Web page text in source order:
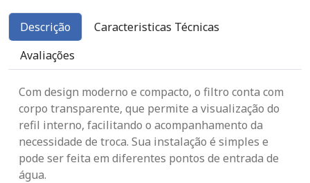
Descrição
Caracteristicas Técnicas
Avaliações
Com design moderno e compacto, o filtro conta com
corpo transparente, que permite a visualização do
refil interno, facilitando o acompanhamento da
necessidade de troca. Sua instalação é simples e
pode ser feita em diferentes pontos de entrada de
água.